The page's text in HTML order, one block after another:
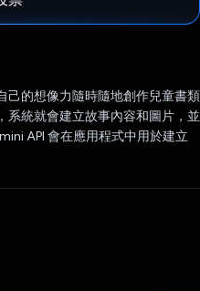
己的想像力隨時隨地創作兒童書類
系統就會建立故事內容和圖片，並
API 會在應用程式中用於建立